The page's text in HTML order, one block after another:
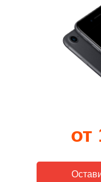
от